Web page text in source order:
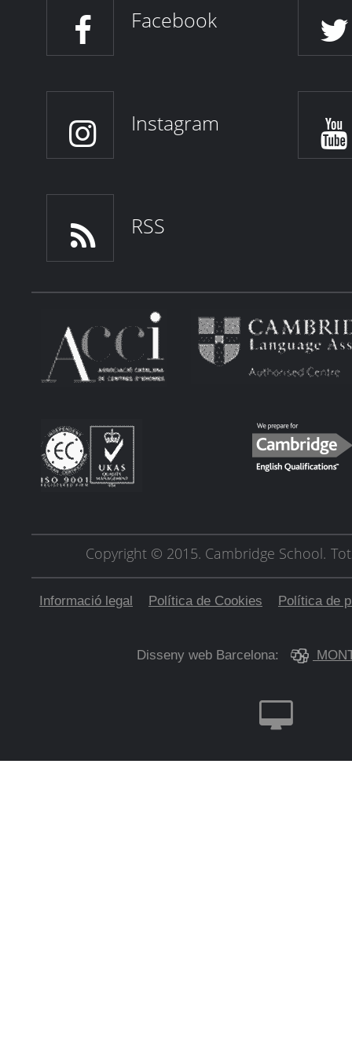
Facebook
Instagram
RSS
Copyright © 2015. Cambridge School.
Informació legal Política de Cookies Política de
Disseny web Barcelona: